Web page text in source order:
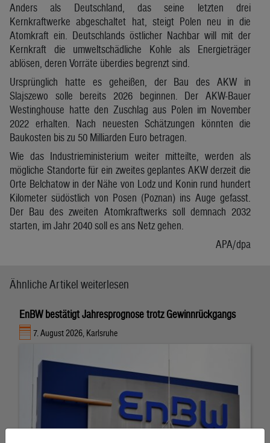
Anders als Deutschland, das seine letzten drei
Kernkraftwerke abgeschaltet hat, steigt Polen neu in die
Atomkraft ein. Deutschlands östlicher Nachbar will mit der
Kernkraft die umweltschädliche Kohle als Energieträger
ablösen, deren Vorräte überdies begrenzt sind.
Ursprünglich hatte es geheißen, der Bau des AKW in
Slajszewo solle bereits 2026 beginnen. Der AKW-Bauer
Westinghouse hatte den Zuschlag aus Polen im November
2022 erhalten. Nach neuesten Schätzungen könnten die
Baukosten bis zu 50 Milliarden Euro betragen.
Wie das Industrieministerium weiter mitteilte, werden als
mögliche Standorte für ein zweites geplantes AKW derzeit die
Orte Belchatow in der Nähe von Lodz und Konin rund hundert
Kilometer südöstlich von Posen (Poznan) ins Auge gefasst.
Der Bau des zweiten Atomkraftwerks soll demnach 2032
starten, im Jahr 2040 soll es ans Netz gehen.
APA/dpa
Ähnliche Artikel weiterlesen
EnBW bestätigt Jahresprognose trotz Gewinnrückgangs
7. August 2026, Karlsruhe